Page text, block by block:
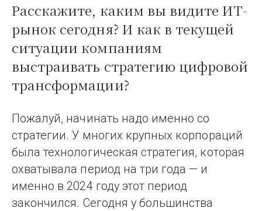
Расскажите, каким вы видите ИТ-
рынок сегодня? И как в текущей
ситуации компаниям
выстраивать стратегию цифровой
трансформации?
Пожалуй, начинать надо именно со
стратегии. У многих крупных корпораций
была технологическая стратегия, которая
охватывала период на три года — и
именно в 2024 году этот период
закончился. Сегодня у большинства